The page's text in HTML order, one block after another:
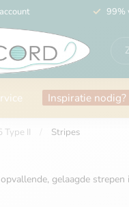
99%
Inspiratie nodig?
Type II Stripes
gelaagde